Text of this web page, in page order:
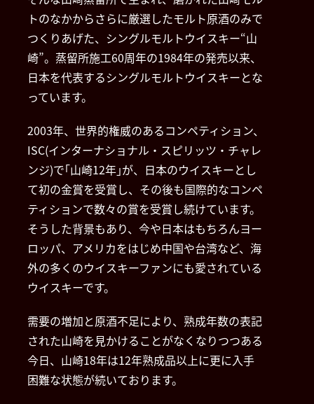
トのなかからさらに厳選したモルト原酒のみで
つくりあげた、シングルモルトウイスキー“山
崎”。蒸留所施工60周年の1984年の発売以来、
日本を代表するシングルモルトウイスキーとな
っています。
2003年、世界的権威のあるコンペティション、
ISC(インターナショナル・スピリッツ・チャレ
ンジ)で｢山崎12年｣が、日本のウイスキーとし
て初の金賞を受賞し、その後も国際的なコンペ
ティションで数々の賞を受賞し続けています。
そうした背景もあり、今や日本はもちろんヨー
ロッパ、アメリカをはじめ中国や台湾など、海
外の多くのウイスキーファンにも愛されている
ウイスキーです。
需要の増加と原酒不足により、熟成年数の表記
された山崎を見かけることがなくなりつつある
今日、山崎18年は12年熟成品以上に更に入手
困難な状態が続いております。